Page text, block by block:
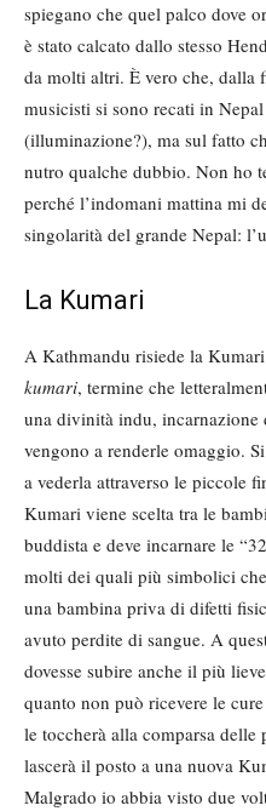
spiegano che quel palco dove
è stato calcato dallo stesso
da molti altri. È vero che, dalla
musicisti si sono recati in
(illuminazione?), ma sul fatto
nutro qualche dubbio. Non ho
perché l’indomani mattina mi
singolarità del grande Nepal:
La Kumari
A Kathmandu risiede la
kumari, termine che
una divinità indu,
vengono a renderle omaggio.
a vederla attraverso le piccole
Kumari viene scelta tra le
buddista e deve incarnare le
molti dei quali più simbolici
una bambina priva di difetti
avuto perdite di sangue. A
dovesse subire anche il più
quanto non può ricevere le
le toccherà alla comparsa
lascerà il posto a una nuova
Malgrado io abbia visto due